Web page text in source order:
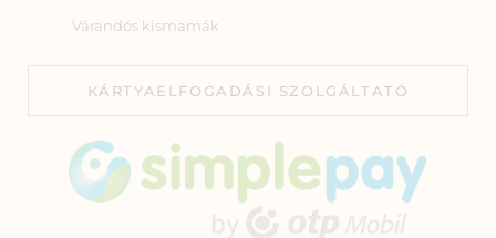
Várandós kismamák
KÁRTYAELFOGADÁSI SZOLGÁLTATÓ